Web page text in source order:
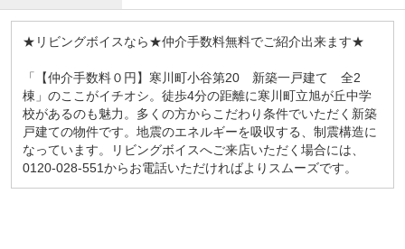
★リビングボイスなら★仲介手数料無料でご紹介出来ます★
「【仲介手数料０円】寒川町小谷第20 新築一戸建て 全2
棟」のここがイチオシ。徒歩4分の距離に寒川町立旭が丘中学
校があるのも魅力。多くの方からこだわり条件でいただく新築
戸建ての物件です。地震のエネルギーを吸収する、制震構造に
なっています。リビングボイスへご来店いただく場合には、
0120-028-551からお電話いただければよりスムーズです。